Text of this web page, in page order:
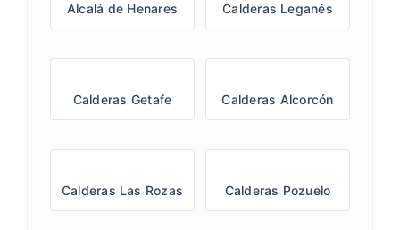
Alcalá de Henares Calderas Leganés
Calderas Getafe Calderas Alcorcón
Calderas Las Rozas Calderas Pozuelo